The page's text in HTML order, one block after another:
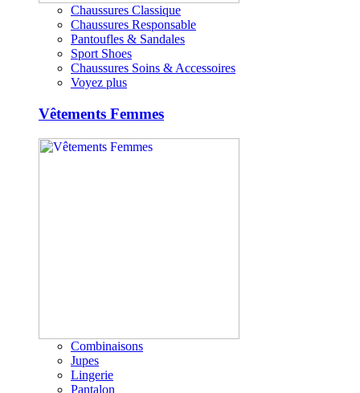
Chaussures Classique
Chaussures Responsable
Pantoufles & Sandales
Sport Shoes
Chaussures Soins & Accessoires
Voyez plus
Vêtements Femmes
Combinaisons
Jupes
Lingerie
Pantalon